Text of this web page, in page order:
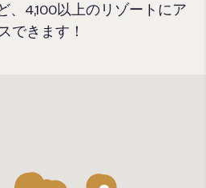
、 4,100以上のリ ゾートにア
でき ます！